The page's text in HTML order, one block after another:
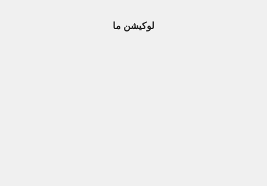
لوکیشن ما